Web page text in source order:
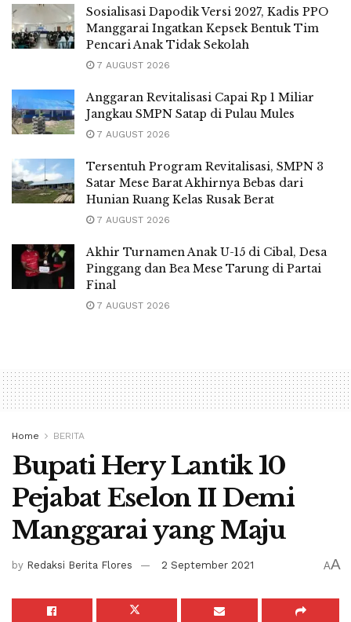
Sosialisasi Dapodik Versi 2027, Kadis PPO
Manggarai Ingatkan Kepsek Bentuk Tim
Pencari Anak Tidak Sekolah
7 AUGUST 2026
Anggaran Revitalisasi Capai Rp 1 Miliar
Jangkau SMPN Satap di Pulau Mules
7 AUGUST 2026
Tersentuh Program Revitalisasi, SMPN 3
Satar Mese Barat Akhirnya Bebas dari
Hunian Ruang Kelas Rusak Berat
7 AUGUST 2026
Akhir Turnamen Anak U-15 di Cibal, Desa
Pinggang dan Bea Mese Tarung di Partai
Final
7 AUGUST 2026
Home BERITA
Bupati Hery Lantik 10
Pejabat Eselon II Demi
Manggarai yang Maju
by Redaksi Berita Flores 2 September 2021 AA